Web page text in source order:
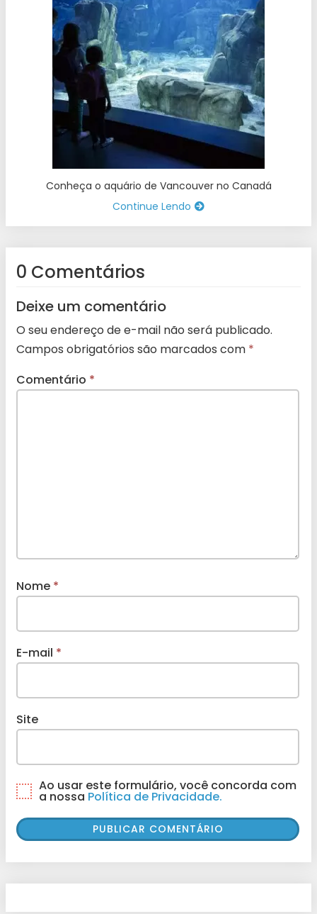
Conheça o aquário de Vancouver no Canadá
Continue Lendo
0 Comentários
Deixe um comentário
O seu endereço de e-mail não será publicado.
Campos obrigatórios são marcados com *
Comentário *
Nome *
E-mail *
Site
Ao usar este formulário, você concorda com
a nossa Política de Privacidade.